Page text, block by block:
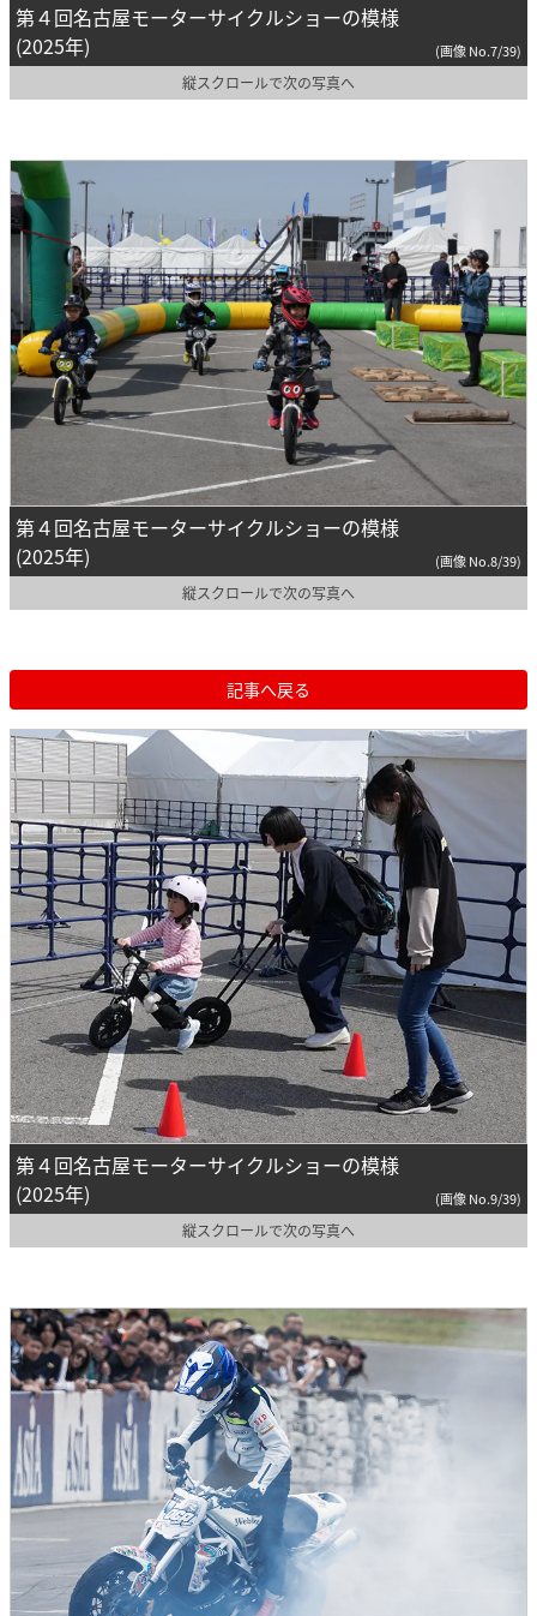
第４回名古屋モーターサイクルショーの模様
(2025年)
(画像 No.7/39)
縦スクロールで次の写真へ
第４回名古屋モーターサイクルショーの模様
(2025年)
(画像 No.8/39)
縦スクロールで次の写真へ
記事へ戻る
第４回名古屋モーターサイクルショーの模様
(2025年)
(画像 No.9/39)
縦スクロールで次の写真へ